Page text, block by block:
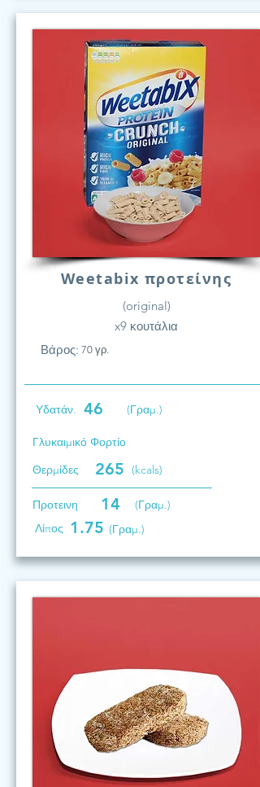
Weetabix προτείνης
(original)
x9 κουτάλια
Βάρος: 70 γρ.
Υδατάν. 46 (Γραμ.)
Γλυκαιμικό Φορτίο
Θερμίδες
265 (kcals)
Προτεινη 14
(Γραμ.)
Λίπος 1.75 (Γραμ.)